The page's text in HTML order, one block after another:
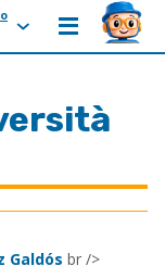
Galdós br />